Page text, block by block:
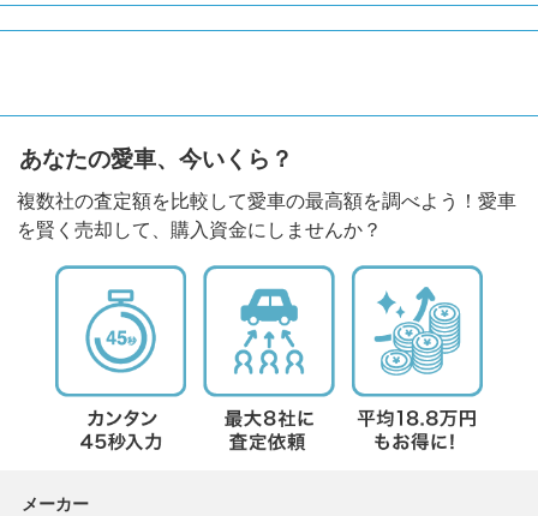
あなたの愛車、今いくら？
複数社の査定額を比較して愛車の最高額を調べよう！愛車
を賢く売却して、購入資金にしませんか？
メーカー